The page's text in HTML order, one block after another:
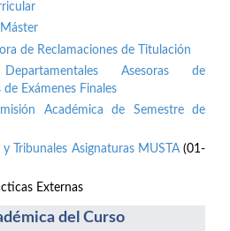
Máster
de Reclamaciones de Titulación
Asesoras de
de Exámenes Finales
Académica de Semestre de
Tribunales Asignaturas MUSTA(01-
Externas
del Curso